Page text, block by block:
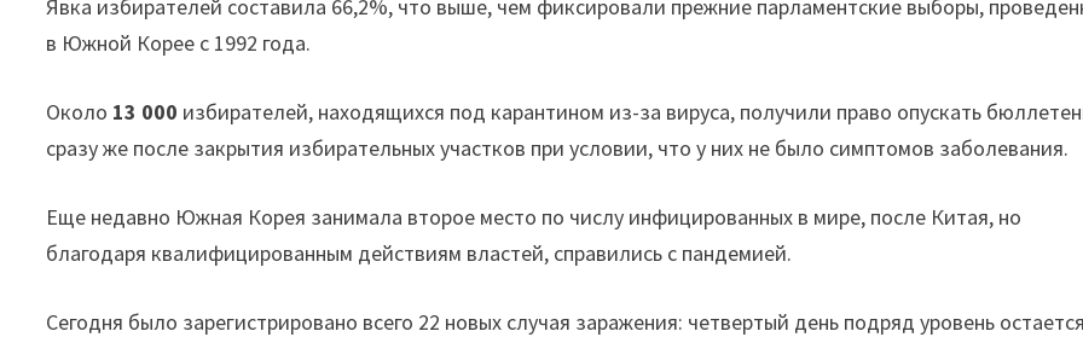
Явка избирателей составила 66,2%, что выше, чем фиксировали прежние парламентские выборы,
в Южной Корее с 1992 года.
Около 13 000 избирателей, находящихся под карантином из-за вируса, получили право опускать
сразу же после закрытия избирательных участков при условии, что у них не было симптомов заболевания.
Еще недавно Южная Корея занимала второе место по числу инфицированных в мире, после Китая, но
благодаря квалифицированным действиям властей, справились с пандемией.
Сегодня было зарегистрировано всего 22 новых случая заражения: четвертый день подряд уровень остается